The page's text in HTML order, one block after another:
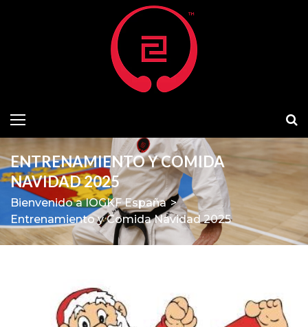
ENTRENAMIENTO Y COMIDA
NAVIDAD 2025
Bienvenido a IOGKF España >
Entrenamiento y Comida Navidad 2025